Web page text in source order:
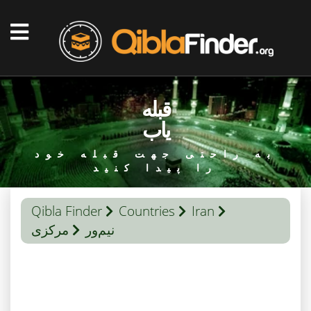
قبله
یاب
به راحتی جهت قبله خود
را پیدا کنید
Qibla Finder Countries
Iran
مرکزی
نیم‌ور